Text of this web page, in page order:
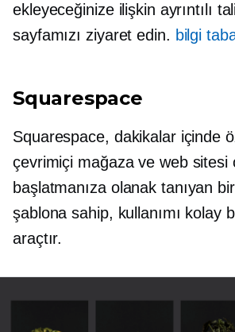
ekleyeceğinize ilişkin ayrıntılı
sayfamızı ziyaret edin. bilgi
Squarespace
Squarespace, dakikalar içinde
çevrimiçi mağaza ve web sitesi
başlatmanıza olanak tanıyan
şablona sahip, kullanımı kolay
araçtır.